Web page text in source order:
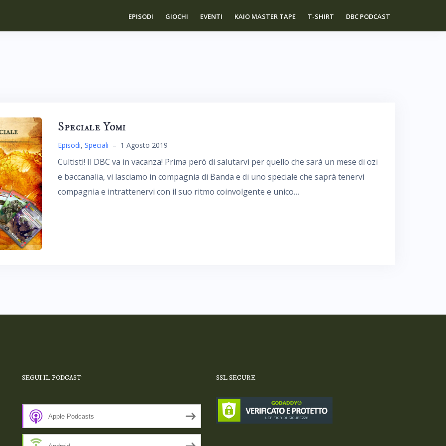
EPISODI GIOCHI EVENTI KAIO MASTER TAPE T-SHIRT DBC PODCAST
Speciale Yomi
Episodi, Speciali – 1 Agosto 2019
Cultisti! Il DBC va in vacanza! Prima però di salutarvi per quello che sarà un mese di ozi
e baccanalia, vi lasciamo in compagnia di Banda e di uno speciale che saprà tenervi
compagnia e intrattenervi con il suo ritmo coinvolgente e unico…
SEGUI IL PODCAST
Apple Podcasts
SSL SECURE